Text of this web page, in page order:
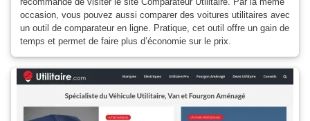
occasion, vous pouvez aussi comparer des voitures utilitaires avec
un outil de comparateur en ligne. Pratique, cet outil offre un gain de
temps et permet de faire plus d’économie sur le prix.